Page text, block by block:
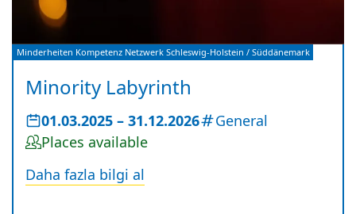
Minority Labyrinth
Veranstalter:
Minderheiten Kompetenz Netzwerk Schleswig-Holstein / Süddänemark
Datum:
01.03.2025 – bis
31.12.2026Kategorien:
General
Status:
Places available
Daha fazla bilgi al